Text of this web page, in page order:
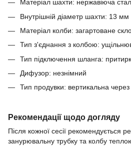
Матеріал шахти: нержавіюча
Внутрішній діаметр шахти: 13 мм
Матеріал колби: загартоване
Тип з'єднання з колбою:
Тип підключення шланга:
Дифузор: незнімний
Тип продувки: вертикальна
Рекомендації щодо догляду
Після кожної сесії рекомендується
занурювальну трубку та колбу